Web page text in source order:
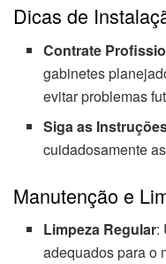
Dicas de
Contrate
gabinetes
evitar problemas
Siga as
cuidadosamente
Manutenção e
Limpeza Regular:
adequados para o